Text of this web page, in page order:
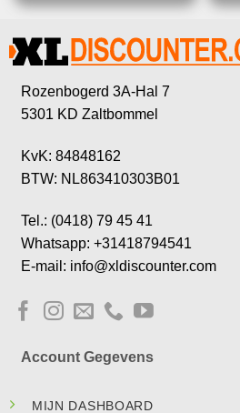
Rozenbogerd 3A-Hal 7
5301 KD Zaltbommel
KvK: 84848162
BTW: NL863410303B01
Tel.: (0418) 79 45 41
Whatsapp: +31418794541
E-mail: info@xldiscounter.com
Account Gegevens
MIJN DASHBOARD